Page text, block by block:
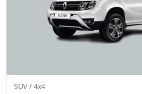
SUV / 4x4